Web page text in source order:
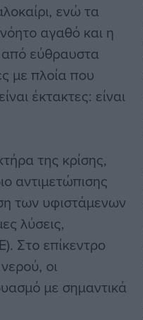
ενώ τα
αγαθό και η
από εύθραυστα
με πλοία που
έκτακτες: είναι
της κρίσης,
αντιμετώπισης
των υφιστάμενων
λύσεις,
Στο επίκεντρο
οι
με σημαντικά